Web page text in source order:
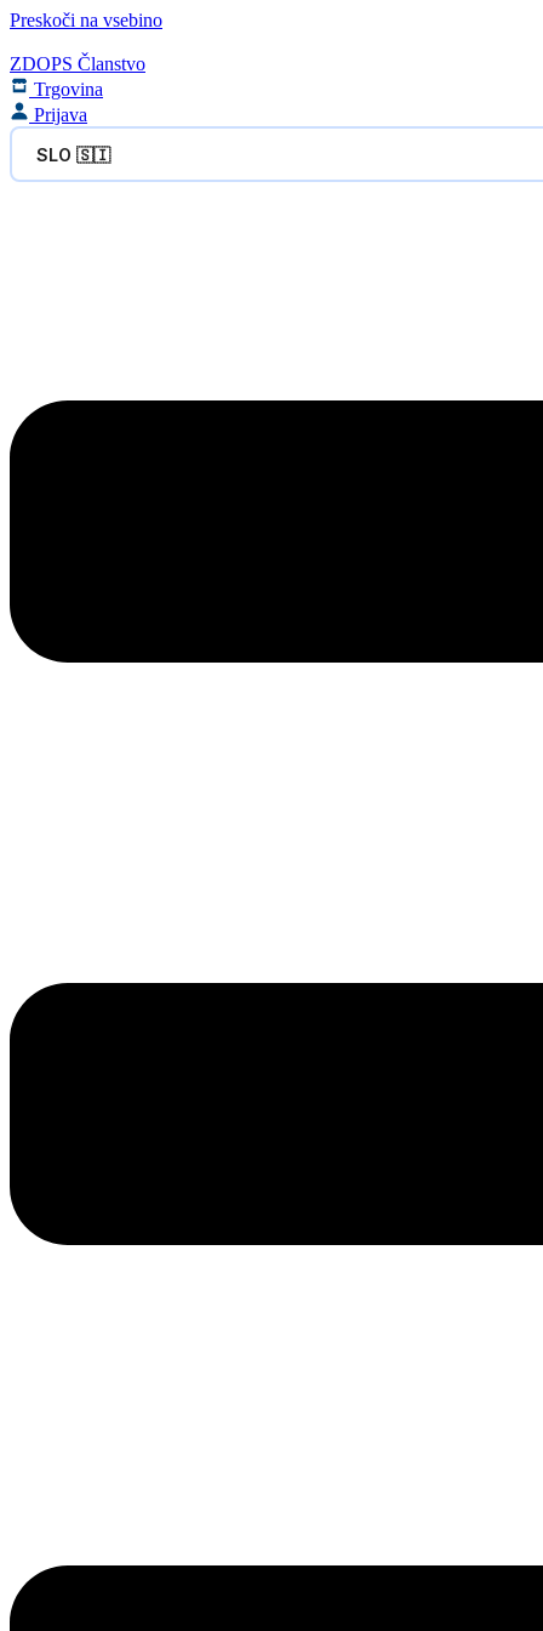
Preskoči na vsebino
ZDOPS Članstvo
Trgovina
Prijava
SLO 🇸🇮